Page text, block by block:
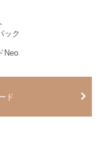
ック
Neo
ド